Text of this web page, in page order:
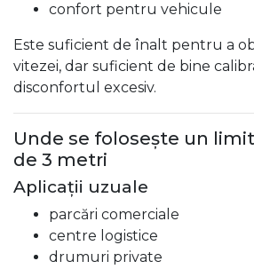
confort pentru vehicule
Este suficient de înalt pentru a
vitezei, dar suficient de bine
disconfortul excesiv.
Unde se folosește un
de 3 metri
Aplicații uzuale
parcări comerciale
centre logistice
drumuri private